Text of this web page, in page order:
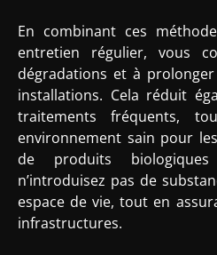
En combinant ces
entretien régulier, vous
dégradations et à
installations. Cela réduit
traitements fréquents,
environnement sain pour
de produits
n’introduisez pas de
espace de vie, tout en
infrastructures.